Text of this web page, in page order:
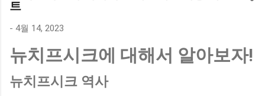
치지 않도록 먼저 확인해보세요. 추가할인 확인하기 상품 하나
를 사더라도 종류도 많고, 가격도 다양해서 결정이 많이 어려우
많을 수 밖에 없습니다. 다양한 상품들을 상세스펙 과 가격 을
가상품 보러가기 추천상품 Best 유니콘 멀티페어링 스마트폰
트
- 4월 14, 2023
뉴치프시크에 대해서 알아보자!
뉴치프시크 역사